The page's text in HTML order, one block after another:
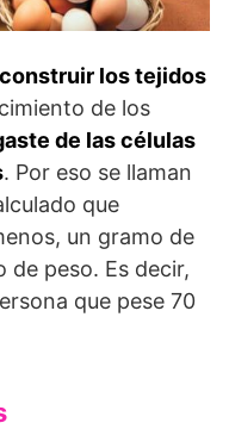
los tejidos
de los
de las células
. Por eso se llaman
que
un gramo de
de peso. Es decir,
que pese 70